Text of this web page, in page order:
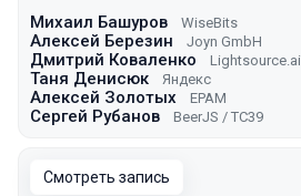
Михаил Башуров WiseBits
Алексей Березин Joyn GmbH
Дмитрий Коваленко Lightsource.ai
Таня Денисюк Яндекс
Алексей Золотых EPAM
Сергей Рубанов BeerJS / TC39
Смотреть запись